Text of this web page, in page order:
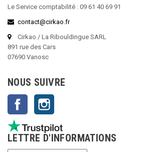
Le Service comptabilité : 09 61 40 69 91
contact@cirkao.fr
Cirkao / La Ribouldingue SARL
891 rue des Cars
07690 Vanosc
NOUS SUIVRE
Facebook
LETTRE D'INFORMATIONS